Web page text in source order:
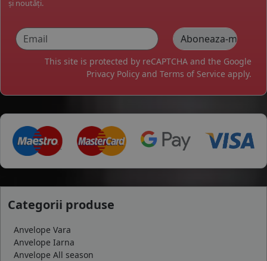
și noutăți.
This site is protected by reCAPTCHA and the Google
Privacy Policy and Terms of Service apply.
Categorii produse
Anvelope Vara
Anvelope Iarna
Anvelope All season